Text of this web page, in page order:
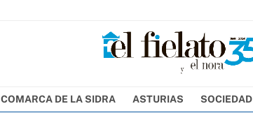
COMARCA DE LA SIDRA ASTURIAS SOCIEDAD